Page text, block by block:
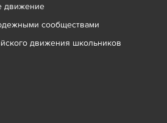
движение
сообществами
движения школьников